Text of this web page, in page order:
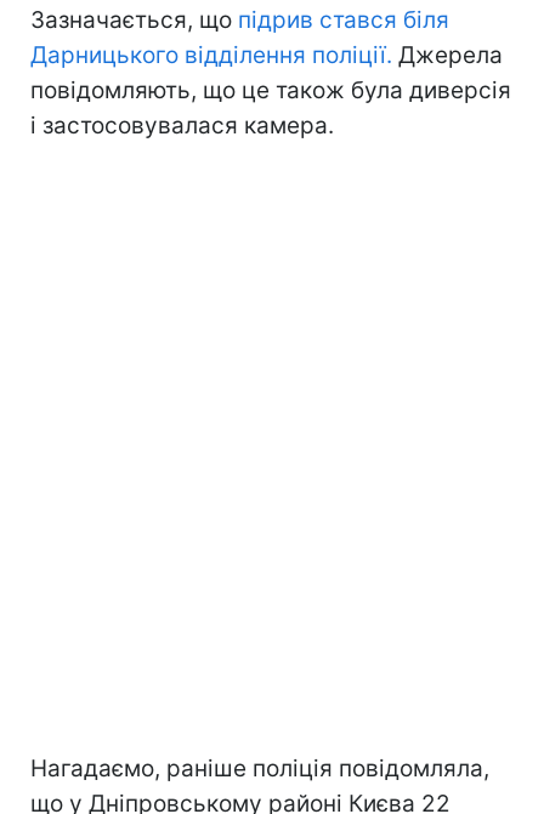
Зазначається, що підрив стався біля
Дарницького відділення поліції. Джерела
повідомляють, що це також була диверсія
і застосовувалася камера.
Нагадаємо, раніше поліція повідомляла,
що у Дніпровському районі Києва 22